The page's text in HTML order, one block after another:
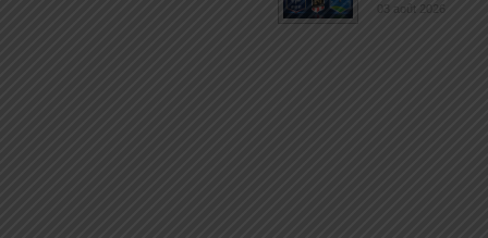
03 août 2026